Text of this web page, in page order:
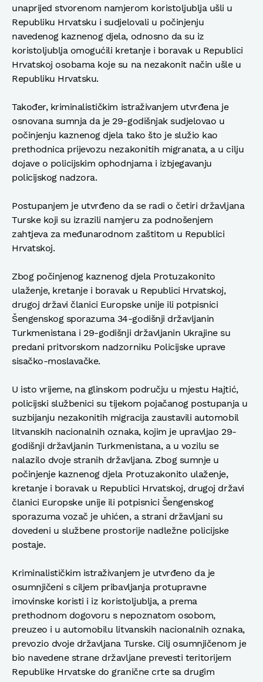
unaprijed stvorenom namjerom koristoljublja ušli u
Republiku Hrvatsku i sudjelovali u počinjenju
navedenog kaznenog djela, odnosno da su iz
koristoljublja omogućili kretanje i boravak u Republici
Hrvatskoj osobama koje su na nezakonit način ušle u
Republiku Hrvatsku.
Također, kriminalističkim istraživanjem utvrđena je
osnovana sumnja da je 29-godišnjak sudjelovao u
počinjenju kaznenog djela tako što je služio kao
prethodnica prijevozu nezakonitih migranata, a u cilju
dojave o policijskim ophodnjama i izbjegavanju
policijskog nadzora.
Postupanjem je utvrđeno da se radi o četiri državljana
Turske koji su izrazili namjeru za podnošenjem
zahtjeva za međunarodnom zaštitom u Republici
Hrvatskoj.
Zbog počinjenog kaznenog djela Protuzakonito
ulaženje, kretanje i boravak u Republici Hrvatskoj,
drugoj državi članici Europske unije ili potpisnici
Šengenskog sporazuma 34-godišnji državljanin
Turkmenistana i 29-godišnji državljanin Ukrajine su
predani pritvorskom nadzorniku Policijske uprave
sisačko-moslavačke.
U isto vrijeme, na glinskom području u mjestu Hajtić,
policijski službenici su tijekom pojačanog postupanja u
suzbijanju nezakonitih migracija zaustavili automobil
litvanskih nacionalnih oznaka, kojim je upravljao 29-
godišnji državljanin Turkmenistana, a u vozilu se
nalazilo dvoje stranih državljana. Zbog sumnje u
počinjenje kaznenog djela Protuzakonito ulaženje,
kretanje i boravak u Republici Hrvatskoj, drugoj državi
članici Europske unije ili potpisnici Šengenskog
sporazuma vozač je uhićen, a strani državljani su
dovedeni u službene prostorije nadležne policijske
postaje.
Kriminalističkim istraživanjem je utvrđeno da je
osumnjičeni s ciljem pribavljanja protupravne
imovinske koristi i iz koristoljublja, a prema
prethodnom dogovoru s nepoznatom osobom,
preuzeo i u automobilu litvanskih nacionalnih oznaka,
prevozio dvoje državljana Turske. Cilj osumnjičenom je
bio navedene strane državljane prevesti teritorijem
Republike Hrvatske do granične crte sa drugim